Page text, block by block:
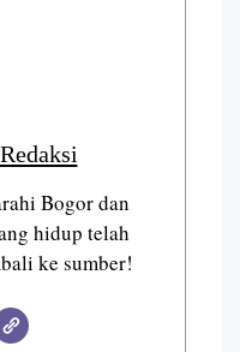
Bogor dan
hidup telah
ke sumber!